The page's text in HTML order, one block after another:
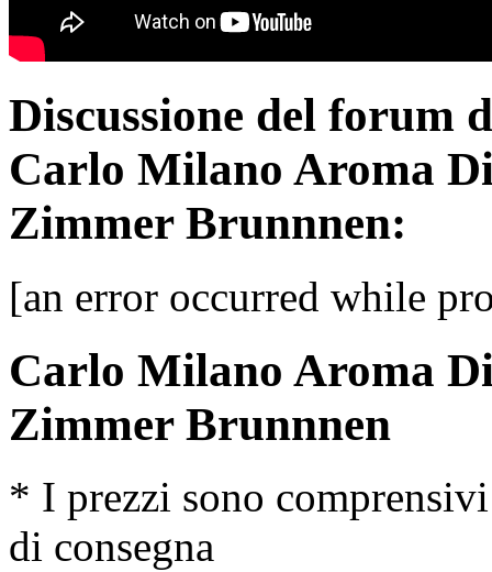
Discussione del forum
Carlo Milano Aroma
Zimmer Brunnnen:
[an error occurred while
Carlo Milano Aroma
Zimmer Brunnnen
* I prezzi sono
di consegna